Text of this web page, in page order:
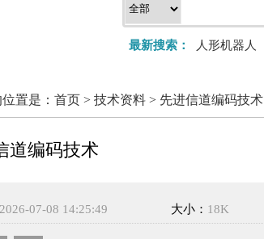
最新搜索： 人形机器人
置是： 首页 > 技术资料 > 先进信道编码技术
道编码技术
2026-07-08 14:25:49 大小： 18K